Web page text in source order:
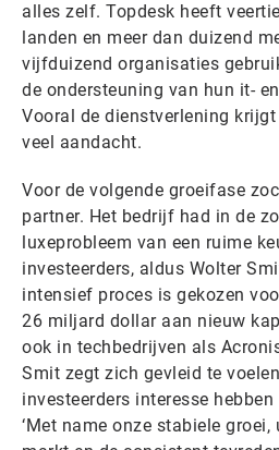
alles zelf. Topdesk heeft
landen en meer dan duizend
vijfduizend organisaties
de ondersteuning van hun it-
Vooral de dienstverlening
veel aandacht.
Voor de volgende groeifase
partner. Het bedrijf had in de
luxeprobleem van een ruime
investeerders, aldus Wolter
intensief proces is gekozen
26 miljard dollar aan nieuw
ook in techbedrijven als
Smit zegt zich gevleid te
investeerders interesse
‘Met name onze stabiele